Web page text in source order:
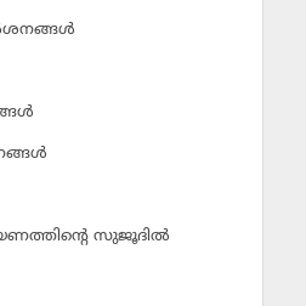
സുജൂദില്‍